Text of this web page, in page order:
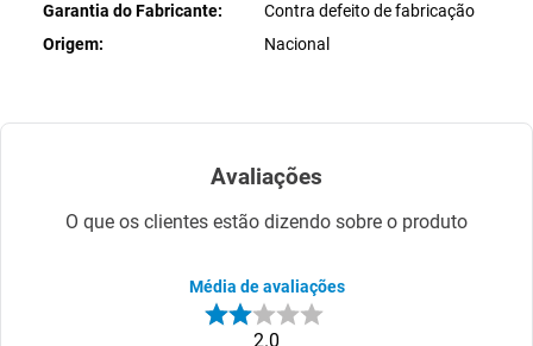
Garantia do Fabricante
Contra defeito de fabricação
Origem
Nacional
Avaliações
O que os clientes estão dizendo sobre o produto
Média de avaliações
2.0